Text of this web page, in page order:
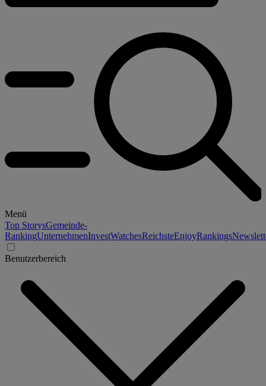
Menü
Top StorysGemeinde-
RankingUnternehmenInvestWatchesReichsteEnjoyRankings
Benutzerbereich